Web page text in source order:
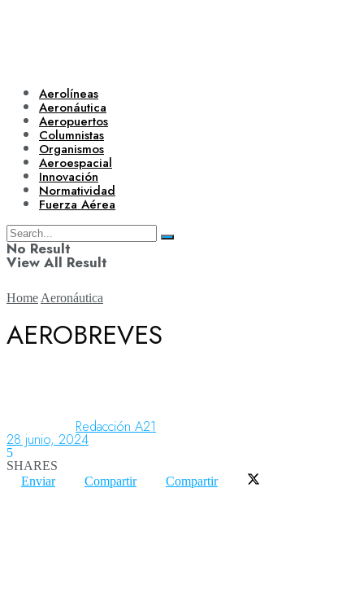
Aerolíneas
Aeronáutica
Aeropuertos
Columnistas
Organismos
Aeroespacial
Innovación
Normatividad
Fuerza Aérea
No Result
View All Result
Aeronáutica
Aeropuertos
Home Aeronáutica
AEROBREVES
Redacción A21
28 junio, 2024
5
SHARES
Enviar
Compartir Compartir